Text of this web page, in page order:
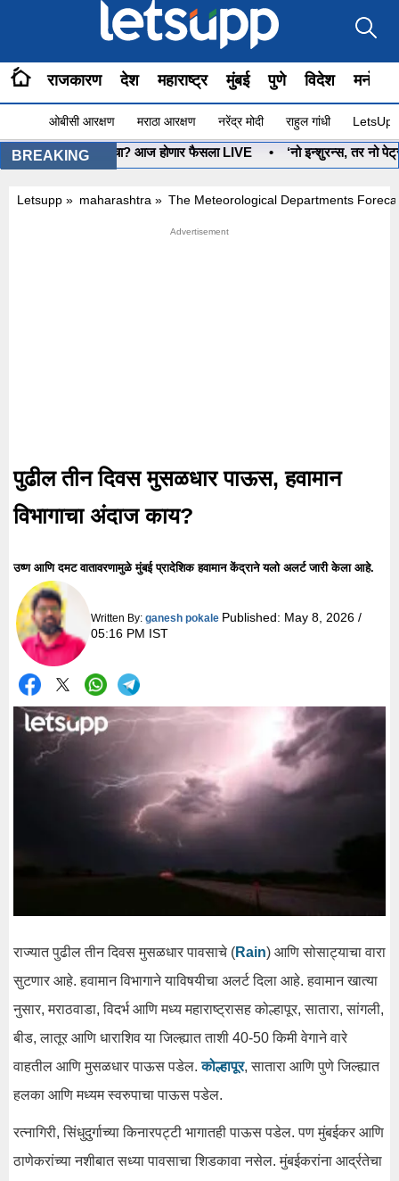
राजकारण देश महाराष्ट्र मुंबई पुणे विदेश
ओबीसी आरक्षण मराठा आरक्षण नरेंद्र मोदी राहुल गांधी
BREAKING
धनुष्यबाण कोणाचा? आज होणार फैसला LIVE • ‘नो इन्शुरन्स, तर नो
Letsupp » maharashtra » The Meteorological Departments
पुढील तीन दिवस मुसळधार पाऊस, हवामान
विभागाचा अंदाज काय?
उष्ण आणि दमट वातावरणामुळे मुंबई प्रादेशिक हवामान केंद्राने यलो अलर्ट जारी केला आहे.
Written By: ganesh pokale Published: May 8, 2026 /
05:16 PM IST
राज्यात पुढील तीन दिवस मुसळधार पावसाचे (Rain) आणि सोसाट्याचा वारा
सुटणार आहे. हवामान विभागाने याविषयीचा अलर्ट दिला आहे. हवामान खात्या
नुसार, मराठवाडा, विदर्भ आणि मध्य महाराष्ट्रासह कोल्हापूर, सातारा, सांगली,
बीड, लातूर आणि धाराशिव या जिल्ह्यात ताशी 40-50 किमी वेगाने वारे
वाहतील आणि मुसळधार पाऊस पडेल.कोल्हापूर, सातारा आणि पुणे जिल्ह्यात
हलका आणि मध्यम स्वरुपाचा पाऊस पडेल.
रत्नागिरी, सिंधुदुर्गाच्या किनारपट्टी भागातही पाऊस पडेल. पण मुंबईकर आणि
ठाणेकरांच्या नशीबात सध्या पावसाचा शिडकावा नसेल. मुंबईकरांना आर्द्रतेचा